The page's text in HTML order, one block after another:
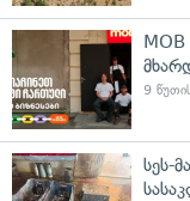
9
სეს-